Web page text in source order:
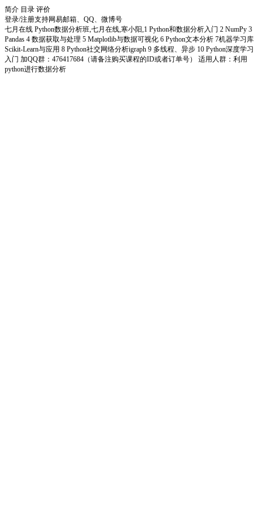
简介 目录 评价
登录/注册支持网易邮箱、QQ、微博号
七月在线 Python数据分析班,七月在线,寒小阳,1 Python和数据分析入门 2 NumPy 3
Pandas 4 数据获取与处理 5 Matplotlib与数据可视化 6 Python文本分析 7机器学习库
Scikit-Learn与应用 8 Python社交网络分析igraph 9 多线程、异步 10 Python深度学习
入门 加QQ群：476417684（请备注购买课程的ID或者订单号） 适用人群：利用
python进行数据分析